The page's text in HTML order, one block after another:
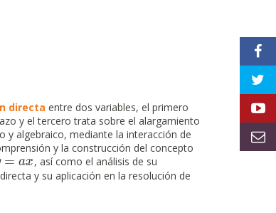
directa entre dos variables, el primero
y el tercero trata sobre el alargamiento
y algebraico, mediante la interacción de
y la construcción del concepto
= ax
ax
, así como el análisis de su
y su aplicación en la resolución de